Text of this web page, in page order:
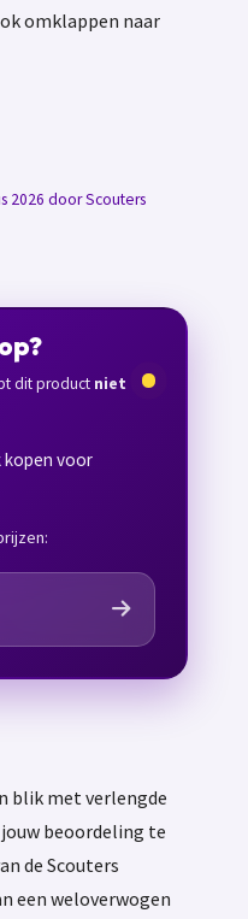
omklappen naar
2026 door Scouters
dit product niet
kopen voor
blik met verlengde
jouw beoordeling te
de Scouters
een weloverwogen